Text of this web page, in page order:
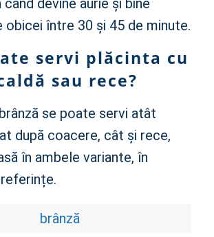
obicei între 30 și 45 de minute.
servi plăcinta cu
sau rece?
se poate servi atât
după coacere, cât și rece,
în ambele variante, în
brânză